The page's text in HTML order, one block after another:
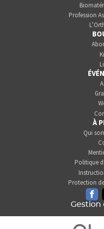
Profession
À
Qui
Politique
Protection
Gestion